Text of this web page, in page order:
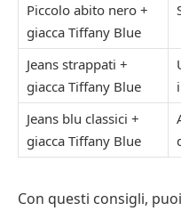
Piccolo abito nero +
giacca Tiffany Blue
Jeans strappati +
giacca Tiffany Blue
Jeans blu classici +
giacca Tiffany Blue
Con questi consigli,